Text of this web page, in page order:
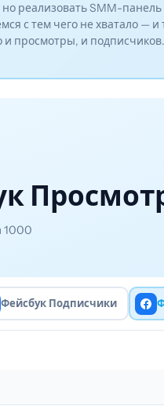
реализовать SMM-
с тем чего не хватало — и
и просмотры, и подписчиков.
1000
Фейсбук Подписчики